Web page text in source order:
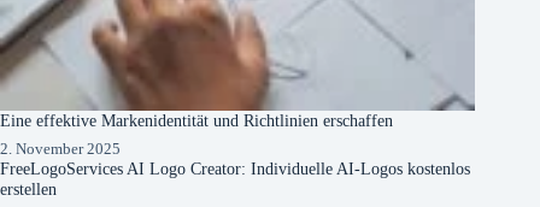
Eine effektive Markenidentität und Richtlinien erschaffen
2. November 2025
FreeLogoServices AI Logo Creator: Individuelle AI-Logos kostenlos
erstellen